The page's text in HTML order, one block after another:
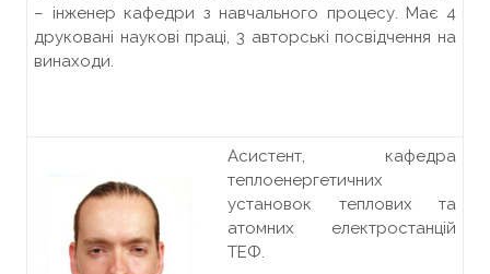
– інженер кафедри з навчального процесу. Має 4
друковані наукові праці, 3 авторські посвідчення на
винаходи.
Асистент, кафедра
теплоенергетичних
установок теплових та
атомних електростанцій
ТЕФ.